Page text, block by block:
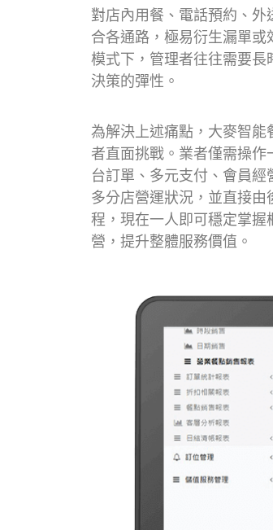
對店內用餐、電話預約、
合各通路，極易衍生漏單
模式下，管理者往往需要
決策的彈性。
為解決上述痛點，大麥智能
者直面挑戰。業者僅需操作
台訂單、多元支付、會員
多分店營運狀況，並直接
程，現在一人即可穩定掌
營，提升整體服務價值。